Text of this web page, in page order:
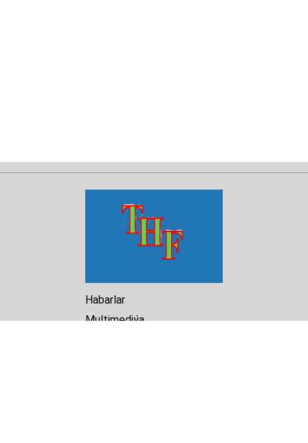
Habarlar
Multimediýa